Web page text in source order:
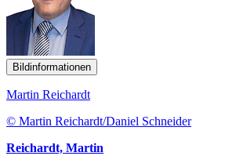
Bildinformationen
Martin Reichardt
© Martin Reichardt/Daniel Schneider
Reichardt, Martin